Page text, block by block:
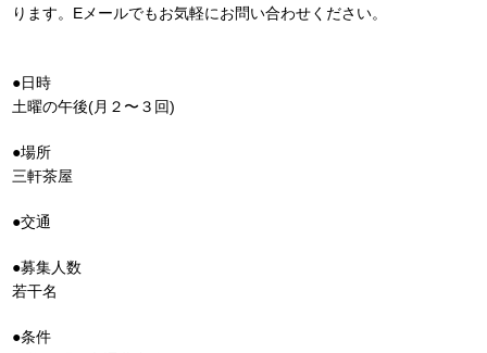
ります。Eメールでもお気軽にお問い合わせください。
●日時
土曜の午後(月２〜３回)
●場所
三軒茶屋
●交通
●募集人数
若干名
●条件